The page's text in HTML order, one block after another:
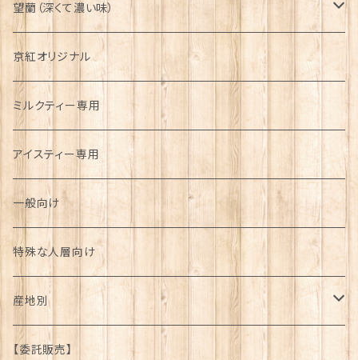
望蘭（深くて濃い味）
リーフ
京都府
ティーバッグ
京都府
京紅オリジナル
ミルクティー専用
アイスティー専用
一般向け
特殊な人層向け
産地別
京都府
【委託販売】